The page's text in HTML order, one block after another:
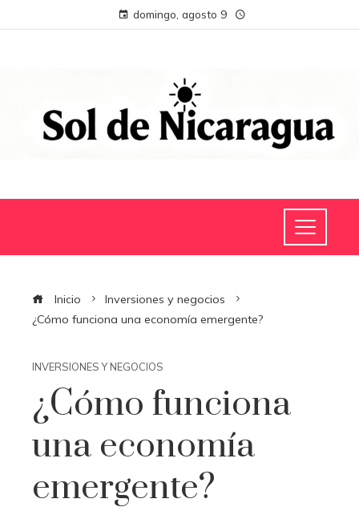
domingo, agosto 9
Inicio
Inversiones y negocios
¿Cómo funciona una economía emergente?
INVERSIONES Y NEGOCIOS
¿Cómo funciona
una economía
emergente?